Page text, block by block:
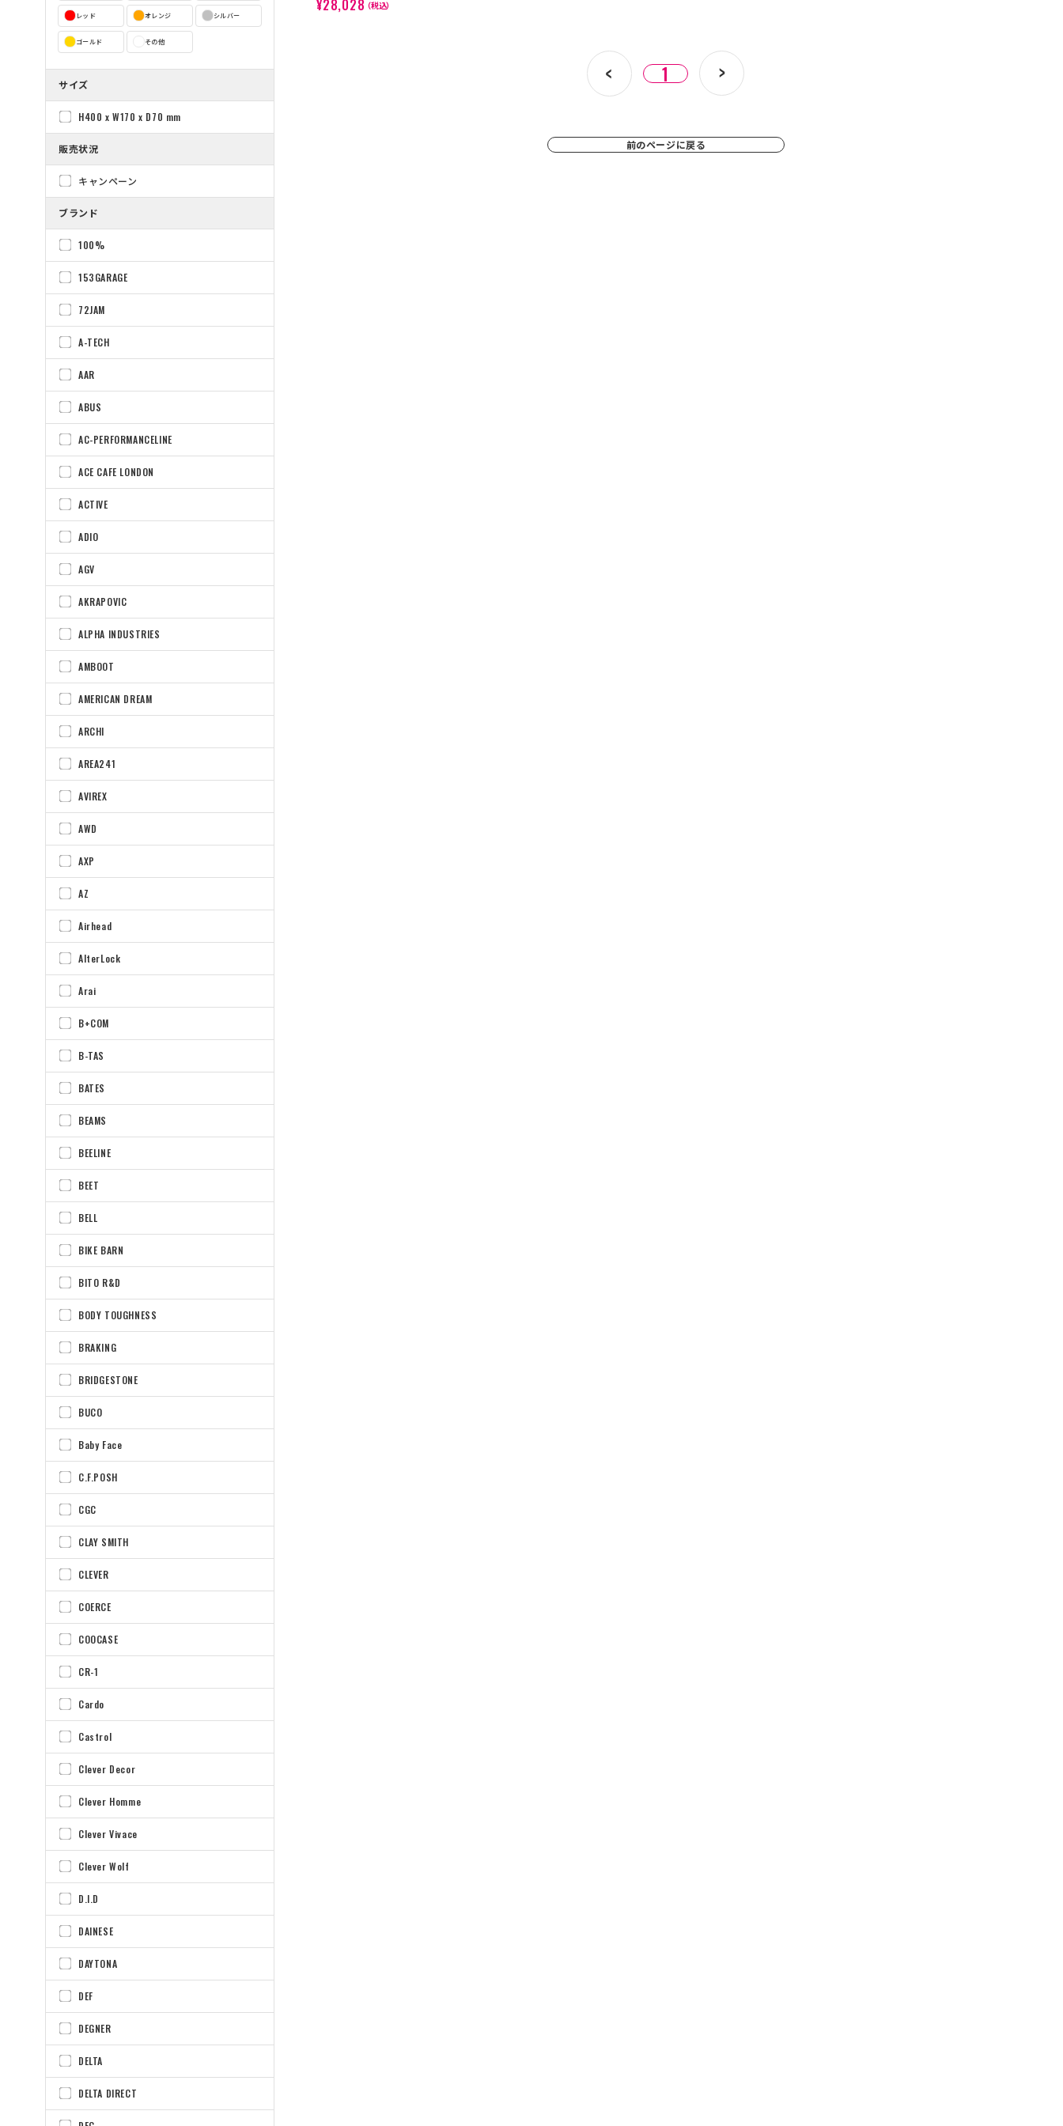
レッド オレンジ シルバー
ゴールド その他
サイズ
H400 x W170 x D70 mm
販売状況
キャンペーン
ブランド
100%
153GARAGE
72JAM
A-TECH
AAR
ABUS
AC-PERFORMANCELINE
ACE CAFE LONDON
ACTIVE
ADIO
AGV
AKRAPOVIC
ALPHA INDUSTRIES
AMBOOT
AMERICAN DREAM
ARCHI
AREA241
AVIREX
AWD
AXP
AZ
Airhead
AlterLock
Arai
B+COM
B-TAS
BATES
BEAMS
BEELINE
BEET
BELL
BIKE BARN
BITO R&D
BODY TOUGHNESS
BRAKING
BRIDGESTONE
BUCO
Baby Face
C.F.POSH
CGC
CLAY SMITH
CLEVER
COERCE
COOCASE
CR-1
Cardo
Castrol
Clever Decor
Clever Homme
Clever Vivace
Clever Wolf
D.I.D
DAINESE
DAYTONA
DEF
DEGNER
DELTA
DELTA DIRECT
¥28,028（税込）
1
前のページに戻る